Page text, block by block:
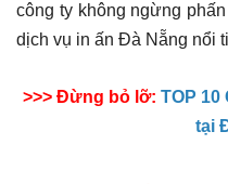
công ty không ngừng
dịch vụ in ấn Đà Nẵng nổi
>>> Đừng bỏ lỡ: TOP
tại